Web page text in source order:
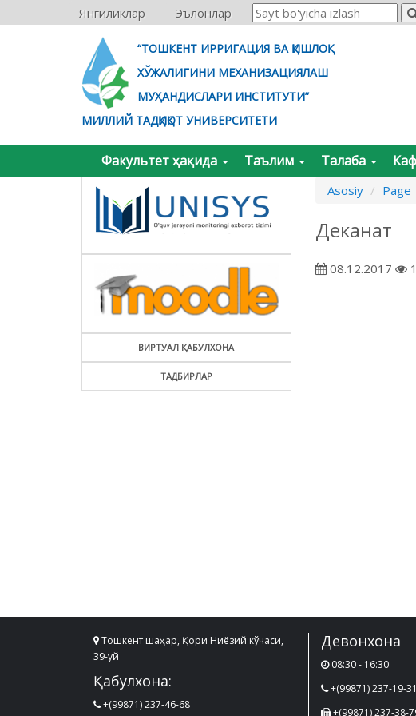
Янгиликлар Эълонлар
“ТОШКЕНТ ИРРИГАЦИЯ ВА ҚИШЛОҚ
ХЎЖАЛИГИНИ МЕХАНИЗАЦИЯЛАШ
МУҲАНДИСЛАРИ ИНСТИТУТИ”
МИЛЛИЙ ТАДҚИҚОТ УНИВЕРСИТЕТИ
Факультет ҳақида Таълим Талаба
ВИРТУАЛ ҚАБУЛХОНА
ТАДБИРЛАР
Asosiy Page
Деканат
08.12.2017
Тошкент шаҳар, Қори Ниёзий кўчаси,
39-уй
Қабулхона:
+(99871) 237-46-68
Девонхона
08:30 - 16:30
+(99871) 237-19-31
+(99871) 237-38-